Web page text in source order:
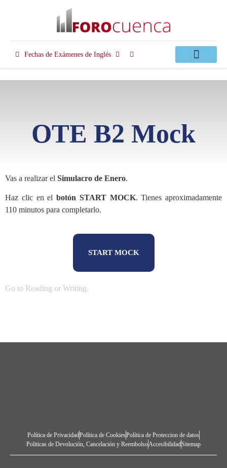
Fechas de Exámenes de Inglés
OTE B2 Mock
Vas a realizar el Simulacro de Enero.
Haz clic en el botón START MOCK. Tienes aproximadamente
110 minutos para completarlo.
START MOCK
Go to Reading or Writing.
Política de PrivacidadPolítica de CookiesPolítica de Proteccion de datos
Politicas de Devolución, Cancelación y ReembolsoAccesibilidadSitemap